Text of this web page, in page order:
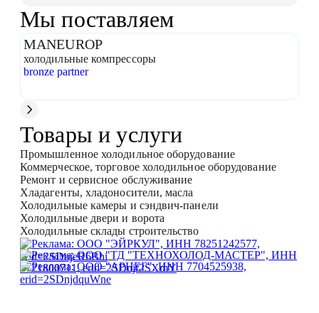
Мы поставляем
MANEUROP
холодильные компрессоры
bronze partner
Товары и услуги
Промышленное холодильное оборудование
Коммерческое, торговое холодильное оборудование
Ремонт и сервисное обслуживание
Хладагенты, хладоносители, масла
Холодильные камеры и сэндвич-панели
Холодильные двери и ворота
Холодильные склады строительство